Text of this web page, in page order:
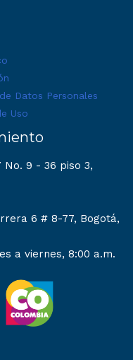
No. 9 - 36 piso 3,
6 # 8-77, Bogotá,
a viernes, 8:00 a.m.
Datos Personales
Uso